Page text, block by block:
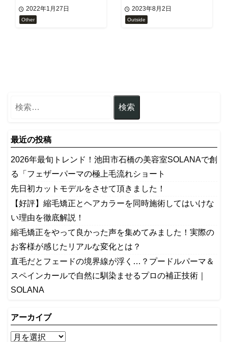
2022年1月27日
Other
2023年8月2日
Outside
最近の投稿
2026年最旬トレンド！池田市石橋の美容室SOLANAで創
る「フェザーパーマの極上毛流れショート
先日初カットモデルをさせて頂きました！
【好評】縮毛矯正とヘアカラーを同時施術してはいけな
い理由を徹底解説！
縮毛矯正をやって良かった声を集めてみました！実際の
お客様が感じたリアルな変化とは？
​直毛だとフェードの境界線が浮く…？プードルパーマ＆
スペインカールで自然に馴染ませるプロの補正技術｜
SOLANA
アーカイブ